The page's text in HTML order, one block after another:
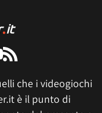
che i videogiochi
è il punto di